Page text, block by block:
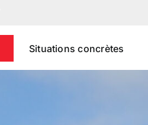
Situations concrètes